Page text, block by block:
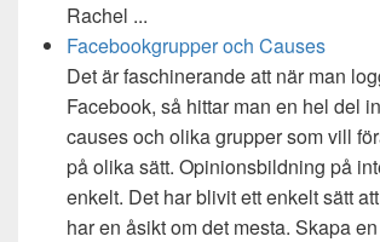
Rachel ...
Facebookgrupper och Causes
Det är faschinerande att när man
Facebook, så hittar man en hel del
causes och olika grupper som vill
på olika sätt. Opinionsbildning på
enkelt. Det har blivit ett enkelt sätt
har en åsikt om det mesta. Skapa